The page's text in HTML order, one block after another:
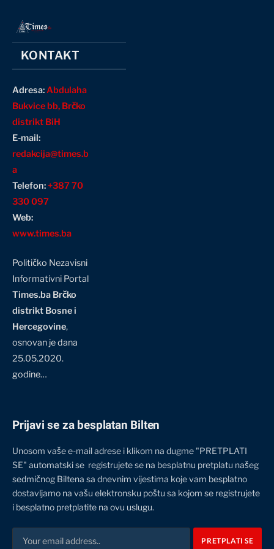
KONTAKT
Adresa:Abdulaha
Bukvice bb, Brčko
distrikt BiH
E-mail:
redakcija@times.b
a
Telefon:+387 70
330 097
Web:
www.times.ba
Političko Nezavisni
Informativni Portal
Times.ba Brčko
distrikt Bosne i
Hercegovine,
osnovan je dana
25.05.2020.
godine…
Prijavi se za besplatan Bilten
Unosom vaše e-mail adrese i klikom na dugme "PRETPLATI
SE" automatski se registrujete se na besplatnu pretplatu našeg
sedmičnog Biltena sa dnevnim vijestima koje vam besplatno
dostavljamo na vašu elektronsku poštu sa kojom se registrujete
i besplatno pretplatite na ovu uslugu.